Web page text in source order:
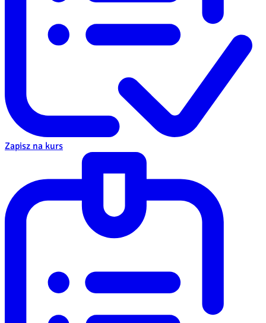
Zapisz na kurs